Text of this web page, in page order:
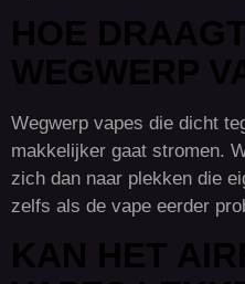
Wegwerp vapes die dicht
makkelijker gaat stromen.
zich dan naar plekken die
zelfs als de vape eerder